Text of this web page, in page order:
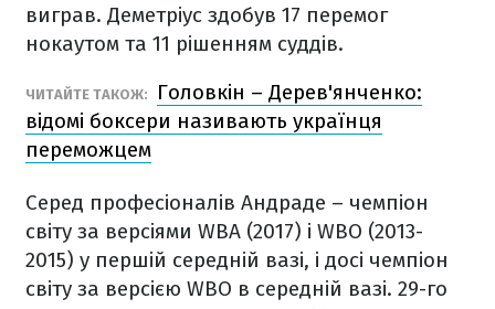
виграв. Деметріус здобув 17 перемог
нокаутом та 11 рішенням суддів.
ЧИТАЙТЕ ТАКОЖ:
Головкін – Дерев'янченко:
відомі боксери називають українця
переможцем
Серед професіоналів Андраде – чемпіон
світу за версіями WBA (2017) і WBO (2013-
2015) у першій середній вазі, і досі чемпіон
світу за версією WBO в середній вазі. 29-го